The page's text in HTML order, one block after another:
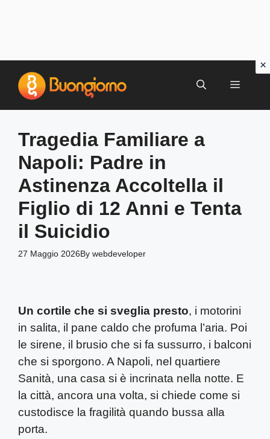
contenuto
MENU
Tragedia Familiare a
Napoli: Padre in
Astinenza Accoltella il
Figlio di 12 Anni e Tenta
il Suicidio
27 Maggio 2026By webdeveloper
Un cortile che si sveglia presto, i motorini
in salita, il pane caldo che profuma l’aria. Poi
le sirene, il brusio che si fa sussurro, i balconi
che si sporgono. A Napoli, nel quartiere
Sanità, una casa si è incrinata nella notte. E
la città, ancora una volta, si chiede come si
custodisce la fragilità quando bussa alla
porta.